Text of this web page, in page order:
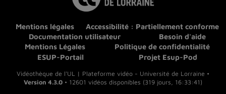
Mentions légales
Accessibilité : Partiellement conforme
Documentation utilisateur
Besoin d'aide
Mentions Légales
Politique de confidentialité
ESUP-Portail
Projet Esup-Pod
Vidéothèque de l'UL | Plateforme vidéo - Université de Lorraine •
Version 4.3.0 • 12601 vidéos disponibles (319 jours, 16:33:41)